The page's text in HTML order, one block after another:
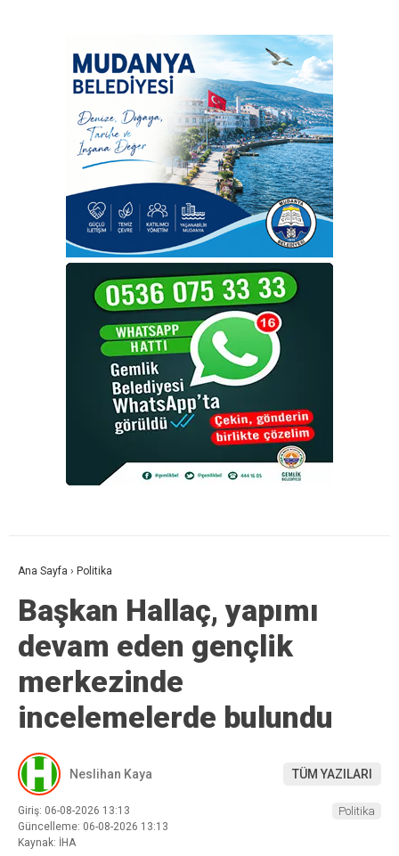
Ana Sayfa › Politika
Başkan Hallaç, yapımı
devam eden gençlik
merkezinde
incelemelerde bulundu
Neslihan Kaya TÜM YAZILARI
Giriş: 06-08-2026 13:13
Güncelleme: 06-08-2026 13:13
Kaynak: İHA
Politika